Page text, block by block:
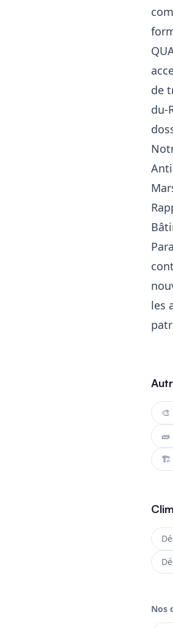
de
du-
les
🎨
🧱
🏗️
Nos